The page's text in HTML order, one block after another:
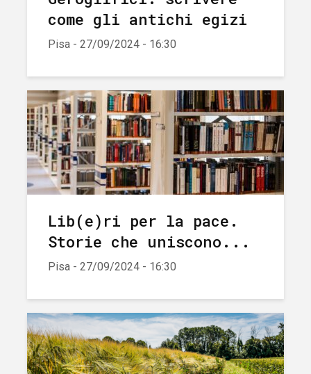
come gli antichi egizi
Pisa - 27/09/2024 - 16:30
Lib(e)ri per la pace.
Storie che uniscono...
Pisa - 27/09/2024 - 16:30